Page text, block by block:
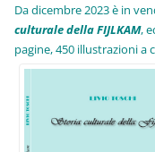
Da dicembre 2023 è in
culturale della FIJLKAM,
pagine, 450 illustrazioni a